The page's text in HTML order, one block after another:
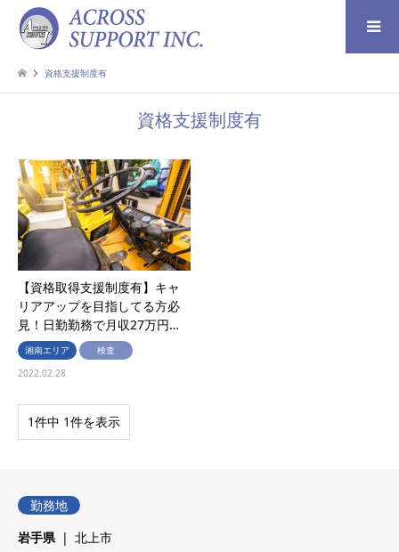
検索
資格支援制度有
資格支援制度有
【資格取得支援制度有】キャ
リアアップを目指してる方必
見！日勤勤務で月収27万円…
湘南エリア
検査
2022.02.28
1件中 1件を表示
勤務地
岩手県
北上市